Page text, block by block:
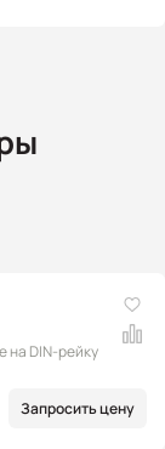
на DIN-рейку
Запросить цену